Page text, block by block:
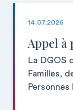
14.07.2026
Appel à
La DGOS
Familles,
Personnes